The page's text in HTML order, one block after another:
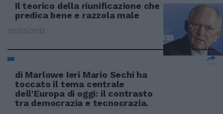
Il teorico della riunificazione che
predica bene e razzola male
20/05/2012
di Marlowe Ieri Mario Sechi ha
toccato il tema centrale
dell'Europa di oggi: il contrasto
tra democrazia e tecnocrazia.